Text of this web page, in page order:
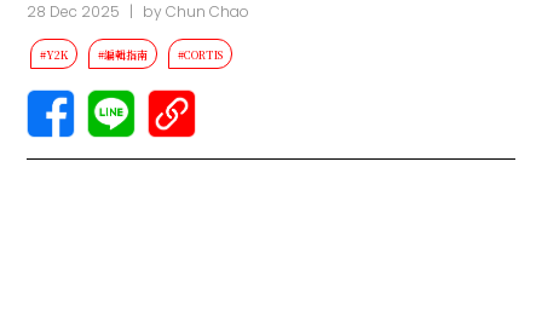
28 Dec 2025 | byChun Chao
#Y2K #編輯指南 #CORTIS